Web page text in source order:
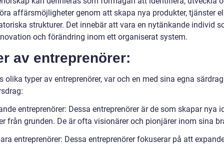
affärsmöjligheter genom att skapa nya produkter, tjänster
strukturer. Det innebär att vara en nytänkande individ
och förändring inom ett organiserat system.
av entreprenörer:
olika typer av entreprenörer, var och en med sina egna
entreprenörer: Dessa entreprenörer är de som skapar nya
från grunden. De är ofta visionärer och pionjärer inom sina
entreprenörer: Dessa entreprenörer fokuserar på att